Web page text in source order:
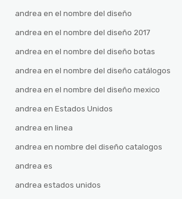
andrea en el nombre del diseño
andrea en el nombre del diseño 2017
andrea en el nombre del diseño botas
andrea en el nombre del diseño catálogos
andrea en el nombre del diseño mexico
andrea en Estados Unidos
andrea en linea
andrea en nombre del diseño catalogos
andrea es
andrea estados unidos